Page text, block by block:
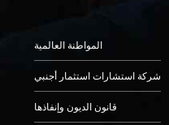
المواطنة العالمية
شركة استشارات استثمار أجنبي
قانون الديون وإنفاذها